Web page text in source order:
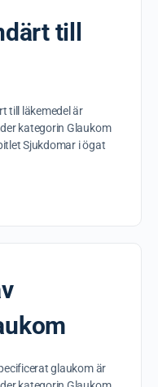
till
till läkemedel är
kategorin Glaukom
Sjukdomar i ögat
glaukom är